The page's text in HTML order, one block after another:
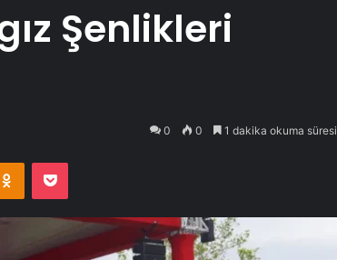
Şenlikleri
0 0 1 dakika okuma süresi
Odnoklassniki
Pocket